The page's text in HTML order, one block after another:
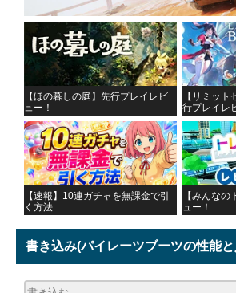
【ほの暮しの庭】先行プレイレビ
ュー！
【リミッ
行プレイレ
【速報】10連ガチャを無課金で引
く方法
【みんな
ュー！
書き込み(パイレーツブーツの性能